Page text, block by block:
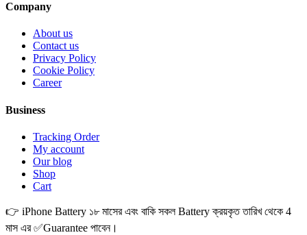
Company
About us
Contact us
Privacy Policy
Cookie Policy
Career
Business
Tracking Order
My account
Our blog
Shop
Cart
👉 iPhone Battery ১৮ মাসের এবং বাকি সকল Battery ক্রয়কৃত তারিখ থেকে 4
মাস এর ✅Guarantee পাবেন।